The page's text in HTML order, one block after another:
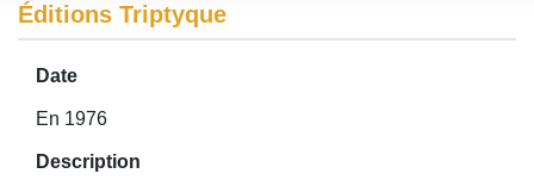
Éditions Triptyque
Date
En 1976
Description